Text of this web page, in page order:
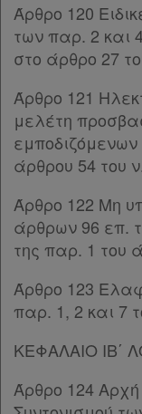
Άρθρο 120
των παρ. 2 και
στο άρθρο 27
Άρθρο 121
μελέτη
άρθρου 54 του
Άρθρο 122 Μη
άρθρων 96 επ.
της παρ. 1 του
Άρθρο 123
παρ. 1, 2 και 7
ΚΕΦΑΛΑΙΟ ΙΒ΄
Άρθρο 124